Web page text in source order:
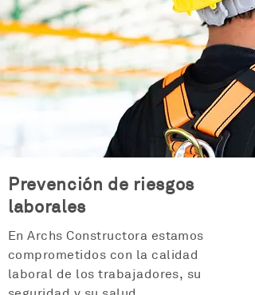
Prevención de riesgos
laborales
En Archs Constructora estamos
comprometidos con la calidad
laboral de los trabajadores, su